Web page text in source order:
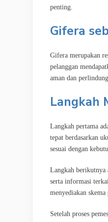
penting.
Gifera
Gifera merupakan
pelanggan
aman dan
Langkah
Langkah pertama
tepat berdasarkan
sesuai dengan
Langkah berikutnya
serta informasi
menyediakan
Setelah proses